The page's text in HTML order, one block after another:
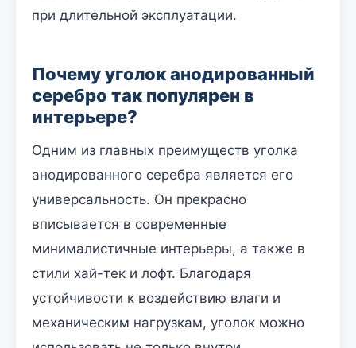
при длительной эксплуатации.
Почему уголок анодированный
серебро так популярен в
интерьере?
Одним из главных преимуществ уголка
анодированного серебра является его
универсальность. Он прекрасно
вписывается в современные
минималистичные интерьеры, а также в
стили хай-тек и лофт. Благодаря
устойчивости к воздействию влаги и
механическим нагрузкам, уголок можно